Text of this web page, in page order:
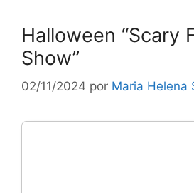
Halloween “Scary
Show”
02/11/2024 por Maria Helena